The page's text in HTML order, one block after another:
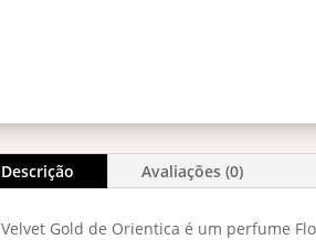
Descrição Avaliações (0)
Velvet Gold de Orientica é um perfume